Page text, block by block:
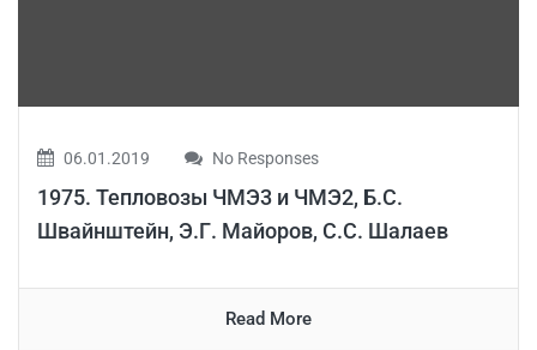
06.01.2019 No Responses
1975. Тепловозы ЧМЭ3 и ЧМЭ2, Б.С.
Швайнштейн, Э.Г. Майоров, С.С. Шалаев
Read More